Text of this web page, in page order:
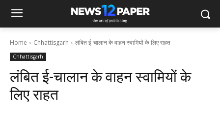
Home Chhattisgarh लंबित ई-चालान के वाहन स्वामियों के लिए राहत
Chhattisgarh
लंबित ई-चालान के वाहन स्वामियों के
लिए राहत